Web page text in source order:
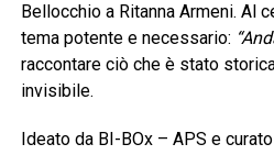
Bellocchio a Ritanna Armeni. Al
tema potente e necessario:
raccontare ciò che è stato
invisibile.
Ideato da BI-BOx – APS e